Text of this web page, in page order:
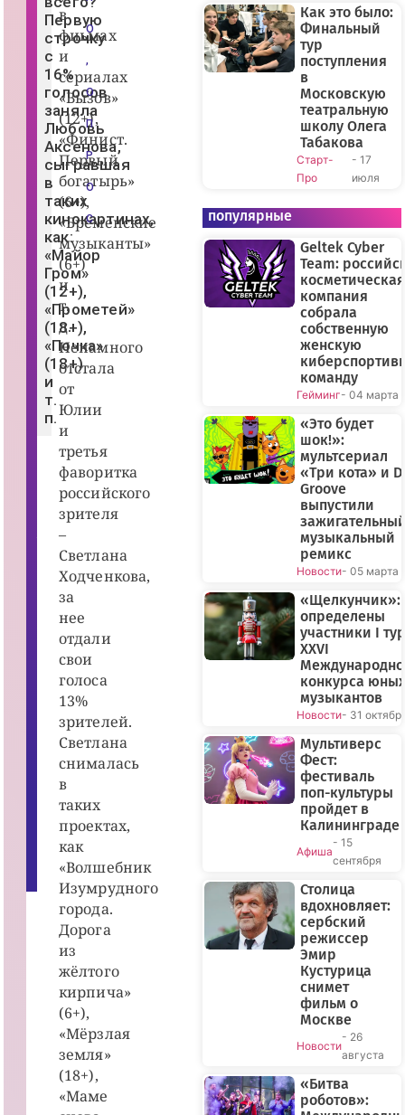
Ю
П
ф
М
м
Первую
строчку
с
16%
голосов
заняла
Любовь
Аксенова,
сыгравшая
в
таких
кинокартинах,
как:
«Майор
Гром»
(12+),
«Прометей»
(18+),
«Почка»
(18+)
и
т.
п.
в
фиьмах
и
сериалах
«Вызов»
(12+),
«Финист.
Первый
богатырь»
(6+),
«Бременские
музыканты»
(6+)
и
т.
д.
Ненамного
отстала
от
Юлии
и
третья
фаворитка
российского
зрителя
–
Светлана
Ходченкова,
за
нее
отдали
свои
голоса
13%
зрителей.
Светлана
снималась
в
таких
проектах,
как
«Волшебник
Изумрудного
города.
Дорога
из
жёлтого
кирпича»
(6+),
«Мёрзлая
земля»
(18+),
«Маме
О
,
О
П
Р
О
С
Как это было:
Финальный
тур
поступления
в
Московскую
театральную
школу Олега
Табакова
Старт-
Про
- 17
июля
популярные
Geltek Cyber
Team:
косметическая
компания
собрала
собственную
женскую
команду
Гейминг- 04 марта
«Это будет
шок!»:
мультсериал
«Три кота» и
Groove
выпустили
музыкальный
ремикс
Новости- 05 марта
«Щелкунчик»:
определены
участники I
XXVI
конкурса юных
музыкантов
Новости- 31
Мультиверс
Фест:
фестиваль
поп-культуры
пройдет в
Калининграде
Афиша
- 15
сентября
Столица
вдохновляет:
сербский
режиссер
Эмир
Кустурица
снимет
фильм о
Москве
Новости
- 26
августа
«Битва
роботов»: